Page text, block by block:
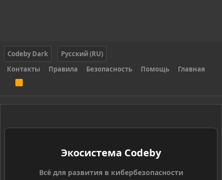
Codeby Dark
Русский (RU)
Контакты
Правила Безопасность Помощь Главная
S
Экосистема Codeby
Всё для развития в кибербезопасности